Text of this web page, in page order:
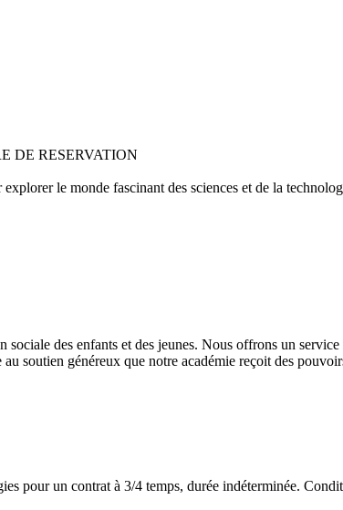
DE RESERVATION
le monde fascinant des sciences et de la
des enfants et des jeunes. Nous offrons un
soutien généreux que notre académie reçoit des
pour un contrat à 3/4 temps, durée indéterminée.